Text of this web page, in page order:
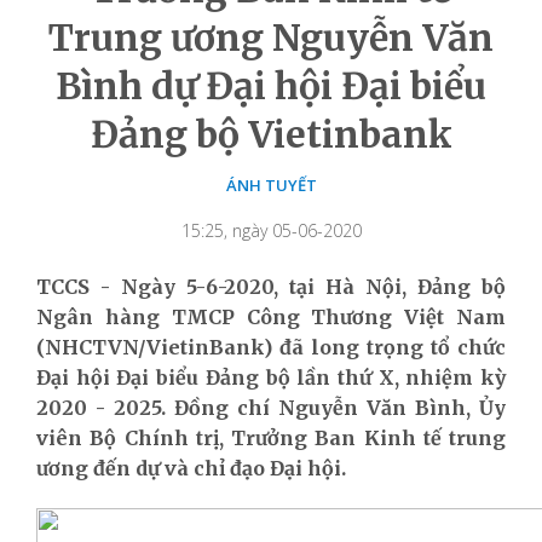
Trung ương Nguyễn Văn
Bình dự Đại hội Đại biểu
Đảng bộ Vietinbank
ÁNH TUYẾT
15:25, ngày 05-06-2020
TCCS - Ngày 5-6-2020, tại Hà Nội, Đảng bộ
Ngân hàng TMCP Công Thương Việt Nam
(NHCTVN/VietinBank) đã long trọng tổ chức
Đại hội Đại biểu Đảng bộ lần thứ X, nhiệm kỳ
2020 - 2025. Đồng chí Nguyễn Văn Bình, Ủy
viên Bộ Chính trị, Trưởng Ban Kinh tế trung
ương đến dự và chỉ đạo Đại hội.